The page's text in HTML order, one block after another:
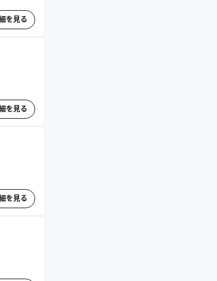
を見る
を見る
を見る